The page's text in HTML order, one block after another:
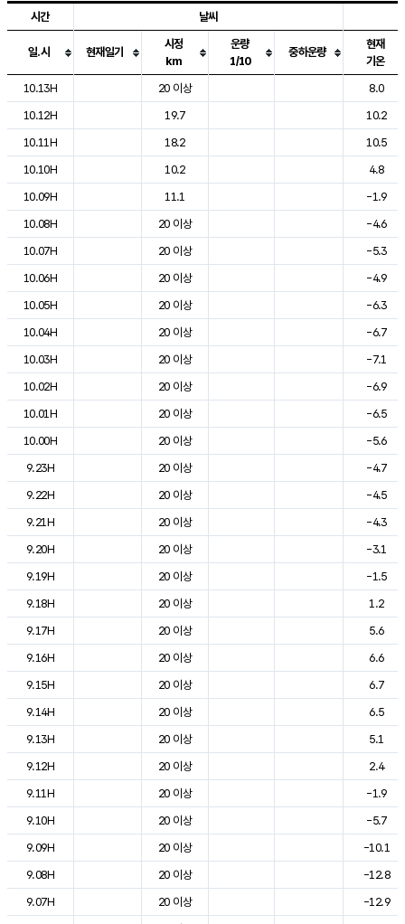
도시별 기상실황표로 지점, 날씨, 기온, 강수, 바람, 기압등을 안내한 표입
시간 날씨
일.시 현재일기
시정
km
운량
1/10
중하운량
현재
기온
10.13H
20 이상
8.0
10.12H
19.7
10.2
10.11H
18.2
10.5
10.10H
10.2
4.8
10.09H
11.1
-1.9
10.08H
20 이상
-4.6
10.07H
20 이상
-5.3
10.06H
20 이상
-4.9
10.05H
20 이상
-6.3
10.04H
20 이상
-6.7
10.03H
20 이상
-7.1
10.02H
20 이상
-6.9
10.01H
20 이상
-6.5
10.00H
20 이상
-5.6
9.23H
20 이상
-4.7
9.22H
20 이상
-4.5
9.21H
20 이상
-4.3
9.20H
20 이상
-3.1
9.19H
20 이상
-1.5
9.18H
20 이상
1.2
9.17H
20 이상
5.6
9.16H
20 이상
6.6
9.15H
20 이상
6.7
9.14H
20 이상
6.5
9.13H
20 이상
5.1
9.12H
20 이상
2.4
9.11H
20 이상
-1.9
9.10H
20 이상
-5.7
9.09H
20 이상
-10.1
9.08H
20 이상
-12.8
9.07H
20 이상
-12.9